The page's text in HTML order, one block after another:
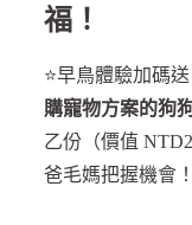
福！
⭐️早鳥體驗加碼
購寵物方案的狗
乙份（價值
爸毛媽把握機會！